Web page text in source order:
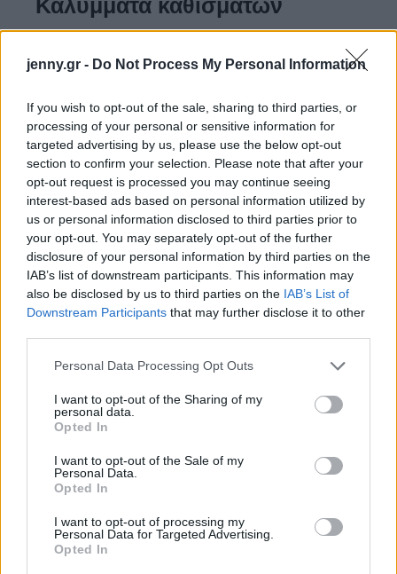
jenny.gr - Do Not Process My Personal Information
If you wish to opt-out of the sale, sharing to third parties, or
processing of your personal or sensitive information for
targeted advertising by us, please use the below opt-out
section to confirm your selection. Please note that after your
opt-out request is processed you may continue seeing
interest-based ads based on personal information utilized by
us or personal information disclosed to third parties prior to
your opt-out. You may separately opt-out of the further
disclosure of your personal information by third parties on the
IAB’s list of downstream participants. This information may
also be disclosed by us to third parties on the IAB’s List of
Downstream Participants that may further disclose it to other
Please note that this website/app uses one or more Google
not limited to your visit or usage behaviour. You may click to
grant or deny consent to Google and its third-party tags to
use your data for below specified purposes in below Google
consent section.
Personal Data Processing Opt Outs
I want to opt-out of the Sharing of my
personal data.
Opted In
I want to opt-out of the Sale of my
Personal Data.
Opted In
I want to opt-out of processing my
Personal Data for Targeted Advertising.
Opted In
Καλύμματα καθισμάτων
Κάθε επιβάτης στο αεροπλάνο πρέπει να κάθεται
αρκετές ώρες κάθε φορά. Παρόλο που οι
άνθρωποι μπορεί να νοσήσουν, να κάνουν εμετό
στο κάθισμα ή ακόμη και να έχουν κάποιο
«εκρηκτικό» ατύχημα, τα καλύμματα των
καθισμάτων δεν απολυμαίνονται πάντα.
«Δεν αναφέρεται κάθε συμβάν, καθώς θα
μπορούσε να προκαλέσει καθυστέρηση στην
πτήση». Εάν θέλετε να καθίσετε χωρίς έγνοιες, σε
ένα βρώμικο κάθισμα, ορισμένοι λιανοπωλητές
πωλούν καλύμματα καθισμάτων
επαναχρησιμοποιήσιμων και μιας χρήσης.